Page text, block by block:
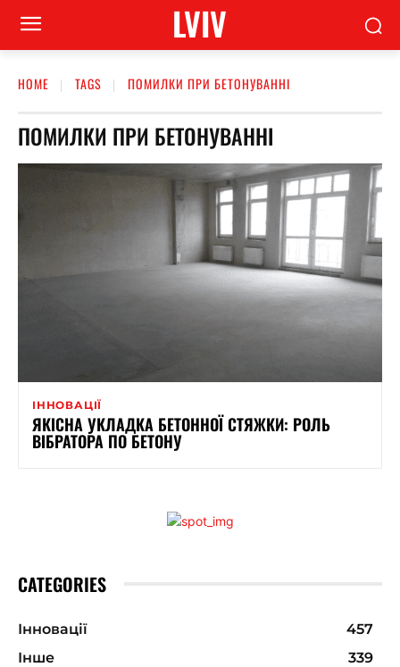
LVIV
HOME TAGS ПОМИЛКИ ПРИ БЕТОНУВАННІ
ПОМИЛКИ ПРИ БЕТОНУВАННІ
ІННОВАЦІЇ
ЯКІСНА УКЛАДКА БЕТОННОЇ СТЯЖКИ: РОЛЬ
ВІБРАТОРА ПО БЕТОНУ
CATEGORIES
Інновації
457
Інше
339